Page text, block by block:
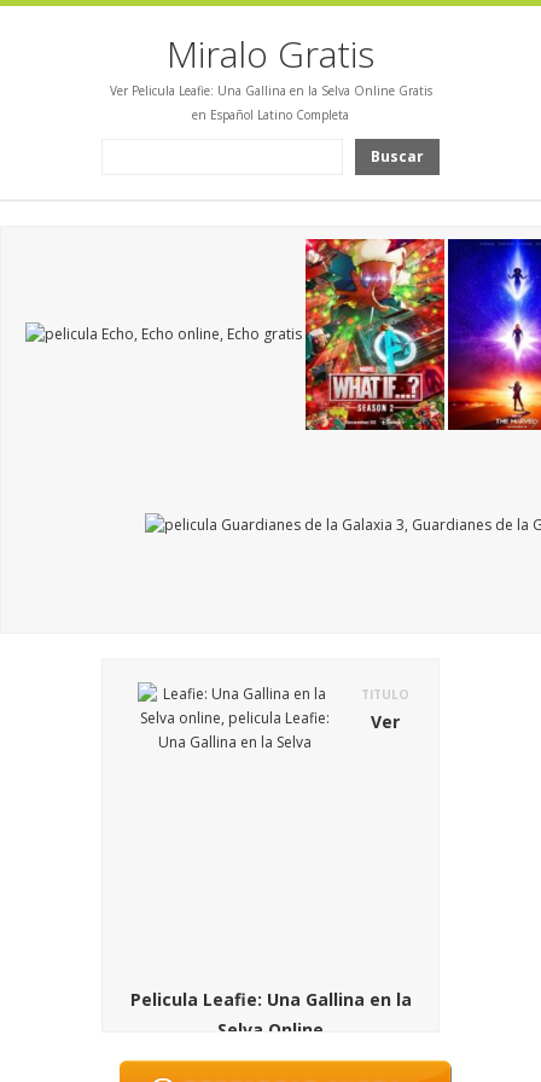
Miralo Gratis
Ver Pelicula Leafie: Una Gallina en la Selva Online Gratis
en Español Latino Completa
Buscar
TITULO
Ver
Pelicula Leafie: Una Gallina en la
Selva Online
SINOPSIS